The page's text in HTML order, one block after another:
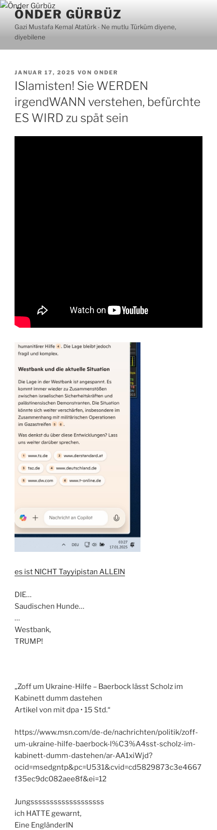
Zum
Inhalt
springen
ÖNDER GÜRBÜZ
Gazi Mustafa Kemal Atatürk ∙ Ne mutlu Türküm diyene,
diyebilene
VERÖFFENTLICHT
AM
JANUAR 17, 2025 VON ONDER
ISlamisten! Sie WERDEN
irgendWANN verstehen, befürchte
ES WIRD zu spät sein
es ist NICHT Tayyipistan ALLEIN
DIE…
Saudischen Hunde…
…
Westbank,
TRUMP!
„Zoff um Ukraine-Hilfe – Baerbock lässt Scholz im
Kabinett dumm dastehen
Artikel von mit dpa • 15 Std.“
https://www.msn.com/de-de/nachrichten/politik/zoff-
um-ukraine-hilfe-baerbock-l%C3%A4sst-scholz-im-
kabinett-dumm-dastehen/ar-AA1xiWjd?
ocid=msedgntp&pc=U531&cvid=cd5829873c3e4667
f35ec9dc082aee8f&ei=12
Jungsssssssssssssssssss
ich HATTE gewarnt,
Eine EngländerIN